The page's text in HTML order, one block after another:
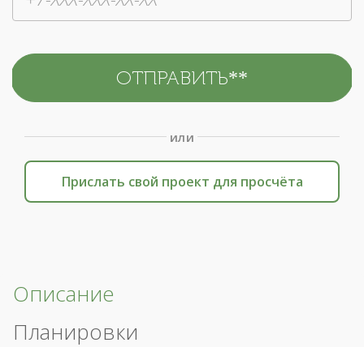
или
Прислать свой проект для просчёта
Описание
Планировки